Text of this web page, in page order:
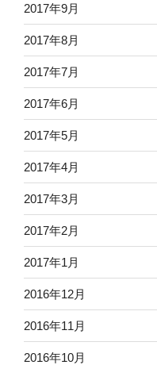
2017年9月
2017年8月
2017年7月
2017年6月
2017年5月
2017年4月
2017年3月
2017年2月
2017年1月
2016年12月
2016年11月
2016年10月